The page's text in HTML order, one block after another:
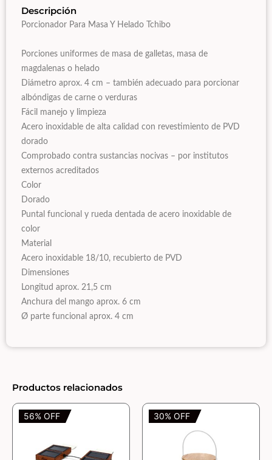
Descripción
Porcionador Para Masa Y Helado Tchibo
Porciones uniformes de masa de galletas, masa de
magdalenas o helado
Diámetro aprox. 4 cm – también adecuado para porcionar
albóndigas de carne o verduras
Fácil manejo y limpieza
Acero inoxidable de alta calidad con revestimiento de PVD
dorado
Comprobado contra sustancias nocivas – por institutos
externos acreditados
Color
Dorado
Puntal funcional y rueda dentada de acero inoxidable de
color
Material
Acero inoxidable 18/10, recubierto de PVD
Dimensiones
Longitud aprox. 21,5 cm
Anchura del mango aprox. 6 cm
Ø parte funcional aprox. 4 cm
Productos relacionados
56% OFF 30% OFF